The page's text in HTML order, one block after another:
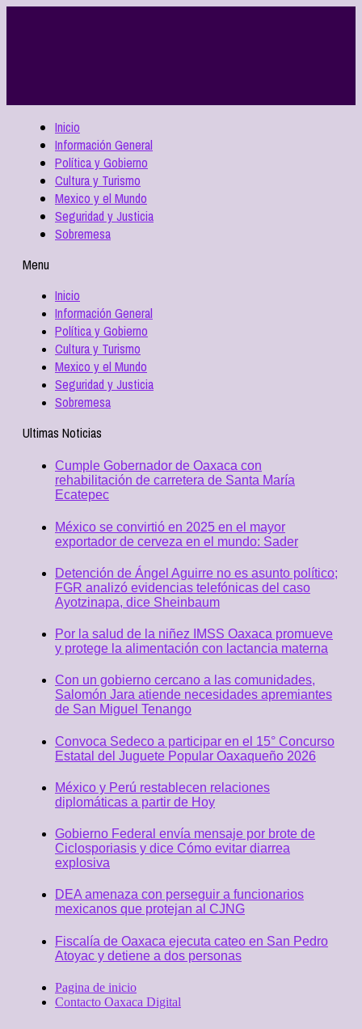
Inicio
Información General
Política y Gobierno
Cultura y Turismo
Mexico y el Mundo
Seguridad y Justicia
Sobremesa
Menu
Inicio
Información General
Política y Gobierno
Cultura y Turismo
Mexico y el Mundo
Seguridad y Justicia
Sobremesa
Ultimas Noticias
Cumple Gobernador de Oaxaca con
rehabilitación de carretera de Santa María
Ecatepec
México se convirtió en 2025 en el mayor
exportador de cerveza en el mundo: Sader
Detención de Ángel Aguirre no es asunto político;
FGR analizó evidencias telefónicas del caso
Ayotzinapa, dice Sheinbaum
Por la salud de la niñez IMSS Oaxaca promueve
y protege la alimentación con lactancia materna
Con un gobierno cercano a las comunidades,
Salomón Jara atiende necesidades apremiantes
de San Miguel Tenango
Convoca Sedeco a participar en el 15° Concurso
Estatal del Juguete Popular Oaxaqueño 2026
México y Perú restablecen relaciones
diplomáticas a partir de Hoy
Gobierno Federal envía mensaje por brote de
Ciclosporiasis y dice Cómo evitar diarrea
explosiva
DEA amenaza con perseguir a funcionarios
mexicanos que protejan al CJNG
Fiscalía de Oaxaca ejecuta cateo en San Pedro
Atoyac y detiene a dos personas
Pagina de inicio
Contacto Oaxaca Digital